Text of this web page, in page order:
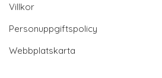
Villkor
Personuppgiftspolicy
Webbplatskarta